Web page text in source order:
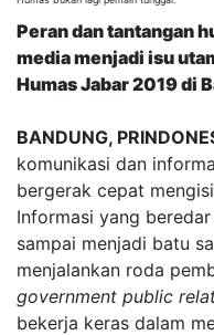
Peran dan tantangan
media menjadi isu
Humas Jabar 2019 di
BANDUNG,
komunikasi dan
bergerak cepat
Informasi yang
sampai menjadi batu
menjalankan roda
government public
bekerja keras dalam